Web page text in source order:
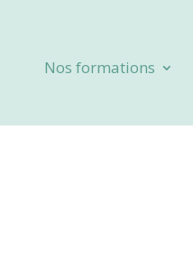
Nos formations